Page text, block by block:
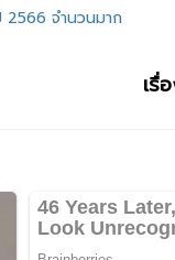
2566 จำนวนมาก
เรื่